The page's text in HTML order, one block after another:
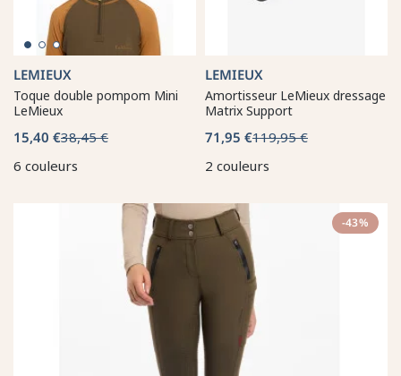
LEMIEUX
Toque double pompom Mini
LeMieux
15,40 €38,45 €
6 couleurs
LEMIEUX
Amortisseur LeMieux dressage
Matrix Support
71,95 €119,95 €
2 couleurs
-43%